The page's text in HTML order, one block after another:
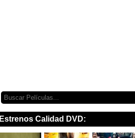
Estrenos Calidad DVD: